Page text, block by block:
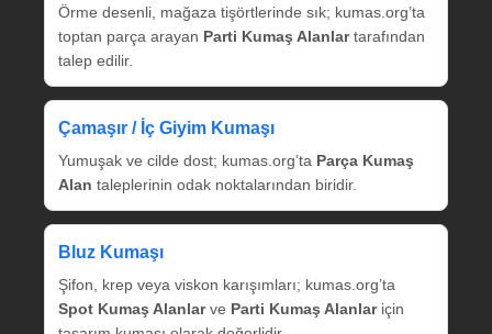
Örme desenli, mağaza tişörtlerinde sık; kumas.org’ta
toptan parça arayan Parti Kumaş Alanlartarafından
talep edilir.
Çamaşır / İç Giyim Kumaşı
Yumuşak ve cilde dost; kumas.org’ta Parça Kumaş
Alan taleplerinin odak noktalarından biridir.
Bluz Kumaşı
Şifon, krep veya viskon karışımları; kumas.org’ta
Spot Kumaş Alanlarve Parti Kumaş Alanlariçin